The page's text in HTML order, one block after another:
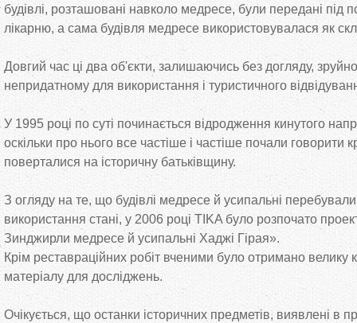
будівлі, розташовані навколо медресе, були передані під
лікарню, а сама будівля медресе використовувалася як
Довгий час ці два об'єкти, залишаючись без догляду,
непридатному для використання і туристичного
У 1995 році по суті починається відродження кинутого
оскільки про нього все частіше і частіше почали говорити
поверталися на історичну батьківщину.
З огляду на те, що будівлі медресе й усипальні
використання стані, у 2006 році TIKA було розпочато
Зинджирли медресе й усипальні Хаджі Гірая».
Крім реставраційних робіт вченими було отримано велику
матеріалу для досліджень.
Очікується, що останки історичних предметів, виявлені в